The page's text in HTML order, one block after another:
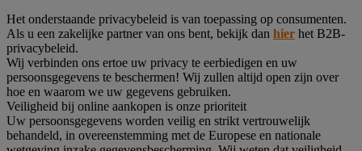
Het onderstaande privacybeleid is van toepassing op consumenten.
Als u een zakelijke partner van ons bent, bekijk dan hier het B2B-
privacybeleid.
Wij verbinden ons ertoe uw privacy te eerbiedigen en uw
persoonsgegevens te beschermen! Wij zullen altijd open zijn over
hoe en waarom we uw gegevens gebruiken.
Veiligheid bij online aankopen is onze prioriteit
Uw persoonsgegevens worden veilig en strikt vertrouwelijk
behandeld, in overeenstemming met de Europese en nationale